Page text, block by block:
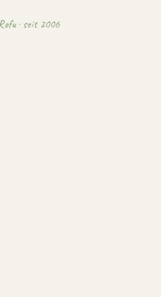
· seit 2006